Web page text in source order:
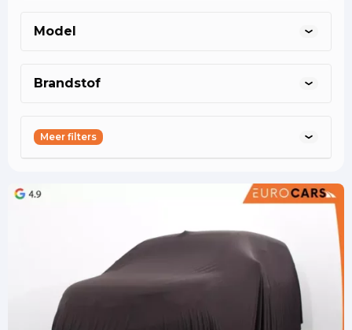
Model
Brandstof
Meer filters